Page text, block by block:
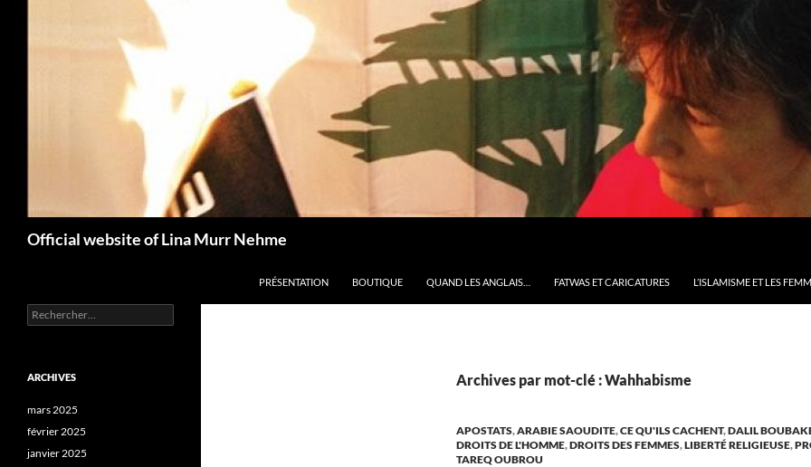
Official website of Lina Murr Nehme
PRÉSENTATION BOUTIQUE QUAND LES ANGLAIS… FATWAS ET CARICATURES L’ISLAMISME ET LES
Archives par mot-clé : Wahhabisme
APOSTATS,ARABIE SAOUDITE,CE QU'ILS CACHENT,DALIL
DROITS DE L'HOMME,DROITS DES FEMMES,LIBERTÉ RELIGIEUSE,
TAREQ OUBROU
Rechercher :
ARCHIVES
mars 2025
février 2025
janvier 2025